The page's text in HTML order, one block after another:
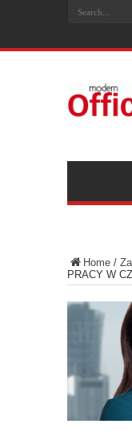
Home /
PRACY W